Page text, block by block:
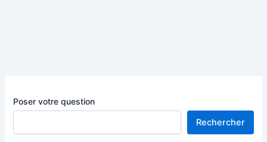
Poser votre question
Rechercher